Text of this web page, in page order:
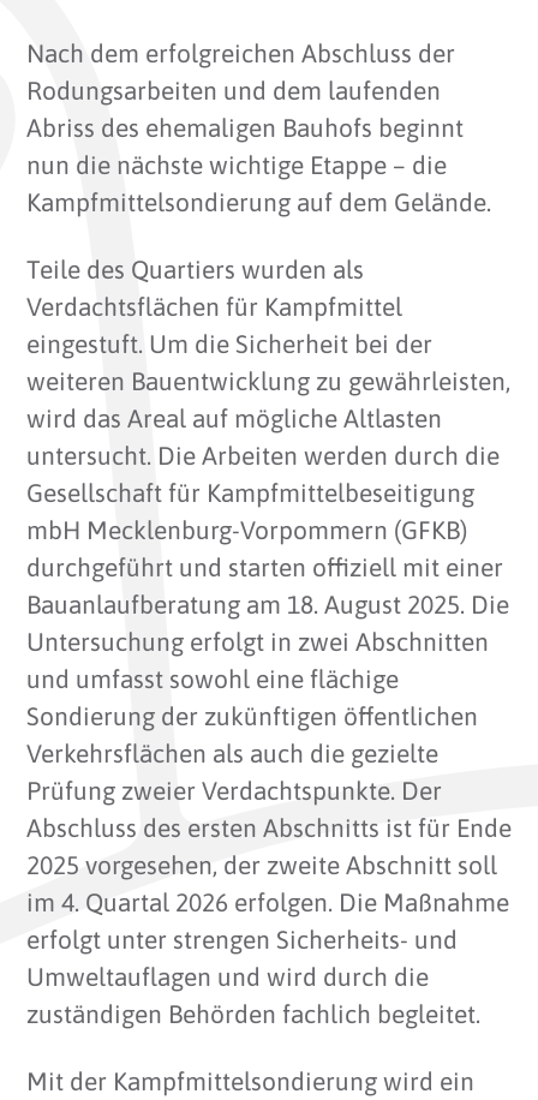
Nach dem erfolgreichen Abschluss der
Rodungsarbeiten und dem laufenden
Abriss des ehemaligen Bauhofs beginnt
nun die nächste wichtige Etappe – die
Kampfmittelsondierung auf dem Gelände.
Teile des Quartiers wurden als
Verdachtsflächen für Kampfmittel
eingestuft. Um die Sicherheit bei der
weiteren Bauentwicklung zu gewährleisten,
wird das Areal auf mögliche Altlasten
untersucht. Die Arbeiten werden durch die
Gesellschaft für Kampfmittelbeseitigung
mbH Mecklenburg-Vorpommern (GFKB)
durchgeführt und starten offiziell mit einer
Bauanlaufberatung am 18. August 2025. Die
Untersuchung erfolgt in zwei Abschnitten
und umfasst sowohl eine flächige
Sondierung der zukünftigen öffentlichen
Verkehrsflächen als auch die gezielte
Prüfung zweier Verdachtspunkte. Der
Abschluss des ersten Abschnitts ist für Ende
2025 vorgesehen, der zweite Abschnitt soll
im 4. Quartal 2026 erfolgen. Die Maßnahme
erfolgt unter strengen Sicherheits- und
Umweltauflagen und wird durch die
zuständigen Behörden fachlich begleitet.
Mit der Kampfmittelsondierung wird ein